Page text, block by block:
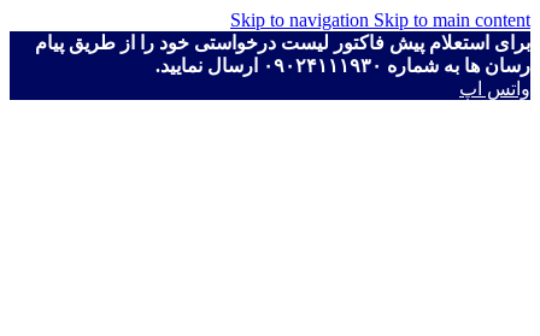
Skip to navigation Skip to main content
برای استعلام پیش فاکتور لیست درخواستی خود را از طریق پیام
رسان ها به شماره ۰۹۰۲۴۱۱۱۹۳۰ ارسال نمایید.
واتس اپ